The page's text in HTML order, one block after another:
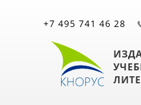
+7 495 741 46 28